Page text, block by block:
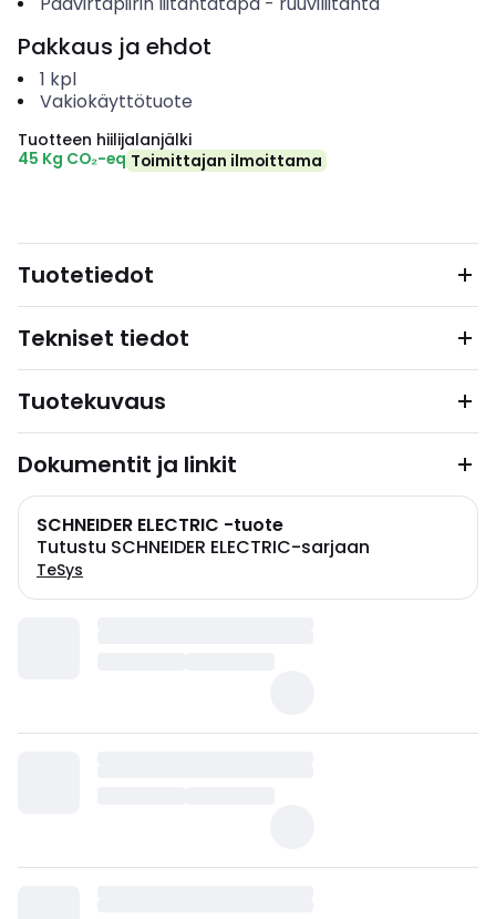
Pakkaus ja ehdot
1 kpl
Vakiokäyttötuote
Tuotteen hiilijalanjälki
45 Kg CO₂-eq Toimittajan ilmoittama
Tuotetiedot
Tekniset tiedot
Tuotekuvaus
Dokumentit ja linkit
SCHNEIDER ELECTRIC -tuote
Tutustu SCHNEIDER ELECTRIC-sarjaan
TeSys